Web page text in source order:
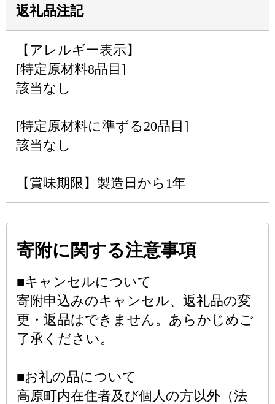
返礼品注記
【アレルギー表示】
[特定原材料8品目]
該当なし
[特定原材料に準ずる20品目]
該当なし
【賞味期限】製造日から1年
寄附に関する注意事項
■キャンセルについて
寄附申込みのキャンセル、返礼品の変
更・返品はできません。あらかじめご
了承ください。
■お礼の品について
高原町内在住者及び個人の方以外（法